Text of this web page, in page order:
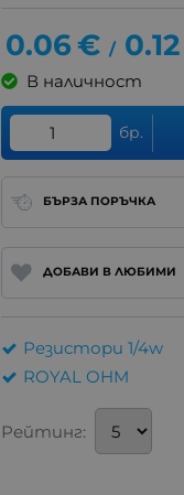
0.06€ / 0.12
В наличност
бр.
БЪРЗА ПОРЪЧКА
ДОБАВИ В ЛЮБИМИ
Резистори 1/4w
ROYAL OHM
Рейтинг: